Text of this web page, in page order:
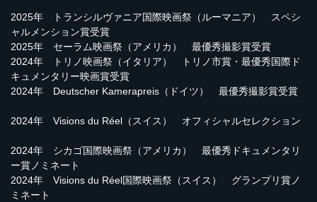
2025年 トランシルヴァニア国際映画祭（ルーマニア） スペシ
ャルメンション賞受賞
2025年 セーラム映画祭（アメリカ） 最優秀撮影賞受賞
2024年 トリノ映画祭（イタリア） トリノ市賞・最優秀国際ド
キュメンタリー映画賞受賞
2024年 Deutscher Kamerapreis（ドイツ） 最優秀撮影賞受賞
2024年 Visions du Réel（スイス） オフィシャルセレクション
2024年 シカゴ国際映画祭（アメリカ） 最優秀ドキュメンタリ
ー賞ノミネート
2024年 Visions du Réel国際映画祭（スイス） グランプリ賞ノ
ミネート